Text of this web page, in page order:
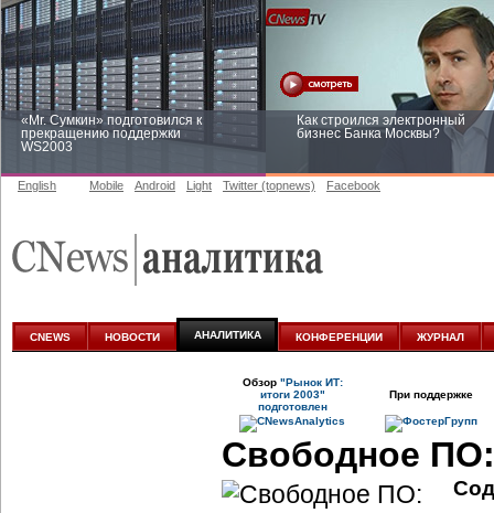
«Mr. Сумкин» подготовился к
прекращению поддержки
WS2003
Как строился электронный
бизнес Банка Москвы?
аналитике
English Mobile Android Light Twitter (topnews) Facebook
CNEWS НОВОСТИ АНАЛИТИКА КОНФЕРЕНЦИИ ЖУРНАЛ
Обзор "Рынок ИТ:
итоги 2003"
подготовлен
При поддержке
Свободное